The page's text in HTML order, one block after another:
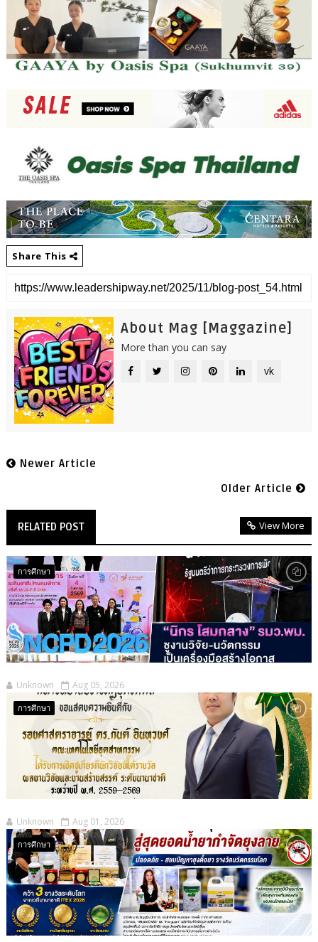
Share This
About Mag [Maggazine]
More than you can say
vk
Newer Article
Older Article
RELATED POST View More
การศึกษา
Unknown Aug 05, 2026
การศึกษา
Unknown Aug 01, 2026
การศึกษา